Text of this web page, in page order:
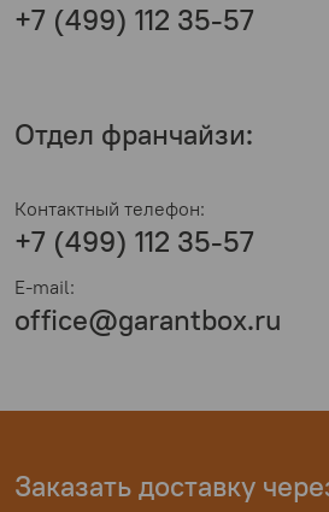
+7 (499) 112 35-57
Отдел франчайзи:
Контактный телефон:
+7 (499) 112 35-57
E-mail:
office@garantbox.ru
Заказать доставку